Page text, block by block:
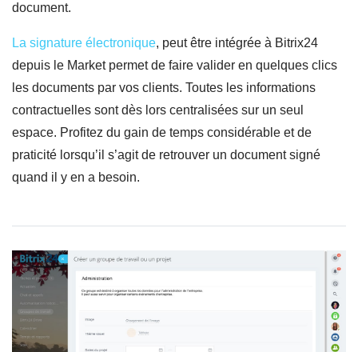
document.
La signature électronique, peut être intégrée à Bitrix24
depuis le Market permet de faire valider en quelques clics
les documents par vos clients. Toutes les informations
contractuelles sont dès lors centralisées sur un seul
espace. Profitez du gain de temps considérable et de
praticité lorsqu’il s’agit de retrouver un document signé
quand il y en a besoin.